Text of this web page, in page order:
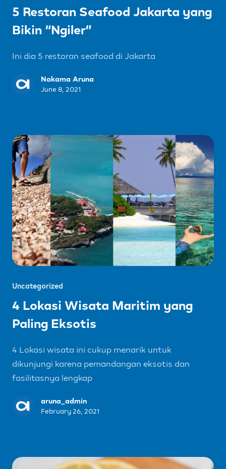
5 Restoran Seafood Jakarta yang
Bikin “Ngiler”
Ini dia 5 restoran seafood di Jakarta
Nakama Aruna
June 8, 2021
Uncategorized
4 Lokasi Wisata Maritim yang
Paling Eksotis
4 Lokasi wisata ini cukup menarik untuk
dikunjungi karena pemandangan eksotis dan
fasilitasnya lengkap
aruna_admin
February 26, 2021